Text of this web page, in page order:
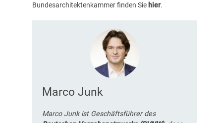
Bundesarchitektenkammer finden Sie hier.
Marco Junk
Marco Junk ist Geschäftsführer des